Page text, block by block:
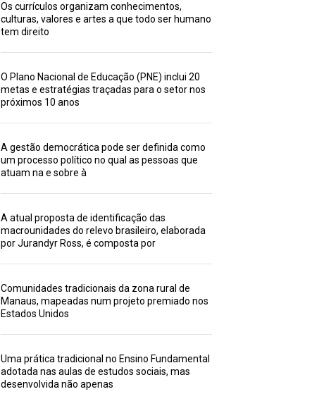
Os currículos organizam conhecimentos,
culturas, valores e artes a que todo ser humano
tem direito
O Plano Nacional de Educação (PNE) inclui 20
metas e estratégias traçadas para o setor nos
próximos 10 anos
A gestão democrática pode ser definida como
um processo político no qual as pessoas que
atuam na e sobre à
A atual proposta de identificação das
macrounidades do relevo brasileiro, elaborada
por Jurandyr Ross, é composta por
Comunidades tradicionais da zona rural de
Manaus, mapeadas num projeto premiado nos
Estados Unidos
Uma prática tradicional no Ensino Fundamental
adotada nas aulas de estudos sociais, mas
desenvolvida não apenas